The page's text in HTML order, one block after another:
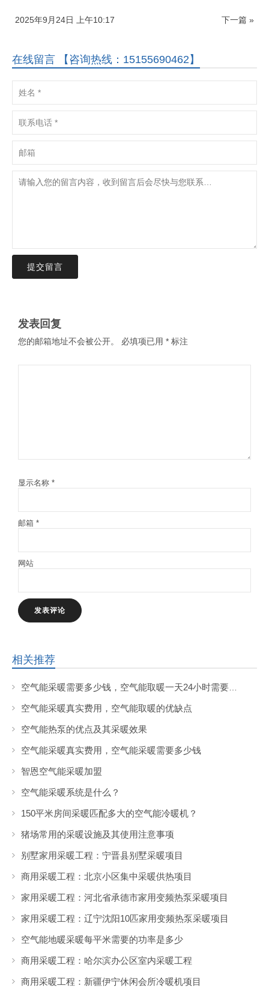
下一篇 »
2025年9月24日 上午10:17
在线留言 【咨询热线：15155690462】
提交留言
发表回复
您的邮箱地址不会被公开。 必填项已用 * 标注
显示名称 *
邮箱 *
网站
相关推荐
空气能采暖需要多少钱，空气能取暖一天24小时需要花费多少钱?
空气能采暖真实费用，空气能取暖的优缺点
空气能热泵的优点及其采暖效果
空气能采暖真实费用，空气能采暖需要多少钱
智恩空气能采暖加盟
空气能采暖系统是什么？
150平米房间采暖匹配多大的空气能冷暖机？
猪场常用的采暖设施及其使用注意事项
别墅家用采暖工程：宁晋县别墅采暖项目
商用采暖工程：北京小区集中采暖供热项目
家用采暖工程：河北省承德市家用变频热泵采暖项目
家用采暖工程：辽宁沈阳10匹家用变频热泵采暖项目
空气能地暖采暖每平米需要的功率是多少
商用采暖工程：哈尔滨办公区室内采暖工程
商用采暖工程：新疆伊宁休闲会所冷暖机项目